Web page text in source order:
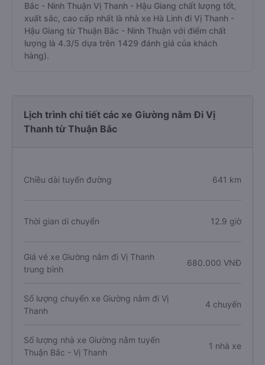
Bắc - Ninh Thuận Vị Thanh - Hậu Giang chất lượng tốt,
xuất sắc, cao cấp nhất là nhà xe Hà Linh đi Vị Thanh -
Hậu Giang từ Thuận Bắc - Ninh Thuận với điểm chất
lượng là 4.3/5 dựa trên 1429 đánh giá của khách
hàng).
Lịch trình chi tiết các xe Giường nằm Đi Vị
Thanh từ Thuận Bắc
Chiều dài tuyến đường 641 km
Thời gian di chuyển 12.9 giờ
Giá vé xe Giường nằm đi Vị Thanh
trung bình
680.000 VNĐ
Số lượng chuyến xe Giường nằm đi Vị
Thanh
4 chuyến
Số lượng nhà xe Giường nằm tuyến
Thuận Bắc - Vị Thanh
1 nhà xe